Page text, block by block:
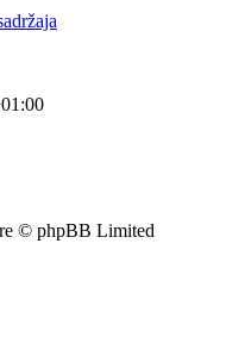
© phpBB Limited